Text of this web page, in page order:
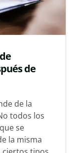
de
de la
todos los
se
la misma